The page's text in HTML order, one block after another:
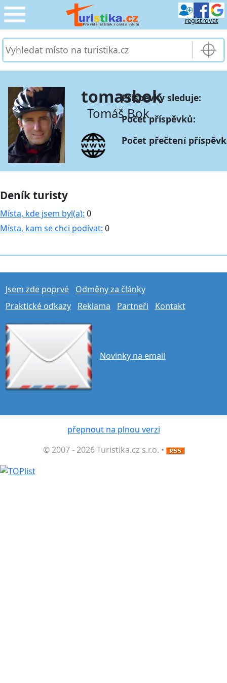
registrovat
CESTOVÁNÍ
SLUŽBY & DOPRAVA ›
PRO TURISTY
MOJE TURISTIKA
tomasbok
Tomáš Bok
Příspěvky sleduje:
Počet příspěvků:
Počet přečtení
Deník turisty
Místa, kde jsem byl(a): 0
Místa, kam se chci podívat: 0
Jsem zde poprvé
Odměny za články
Praktické odkazy
Reklama Partneři Kontakt
Novinky na email
přepnout na plnou verzi
© 2007 - 2026 Turistika.cz s.r.o. •